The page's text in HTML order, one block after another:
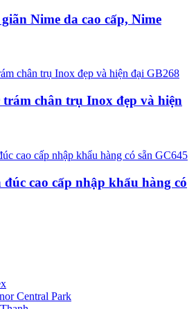
Nime da cao cấp, Nime
chân trụ Inox đẹp và hiện
đúc cao cấp nhập khẩu hàng có